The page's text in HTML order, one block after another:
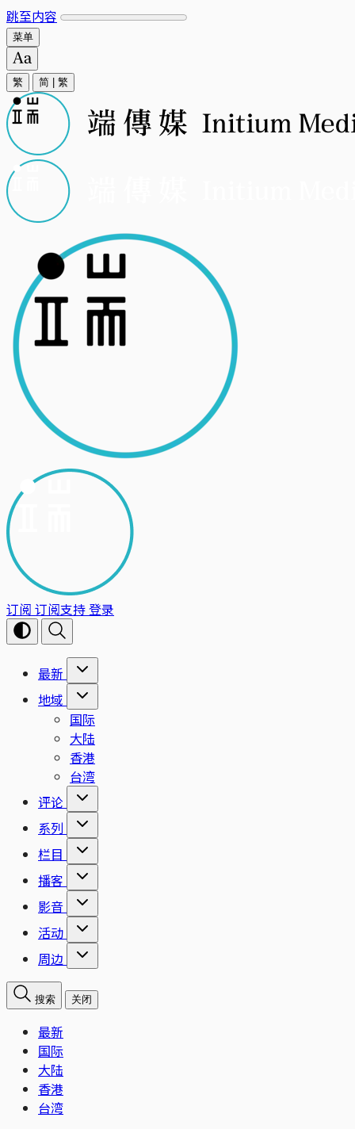
跳至内容
菜单
繁 简 繁
订阅 订阅支持登录
最新
地域
国际
大陆
香港
台湾
评论
系列
栏目
播客
影音
活动
周边
搜索 关闭
最新
国际
大陆
香港
台湾